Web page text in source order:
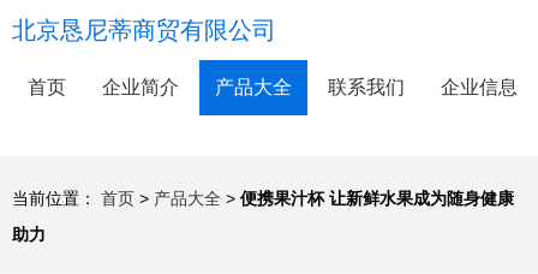
北京恳尼蒂商贸有限公司
首页 企业简介 产品大全 联系我们 企业信息
当前位置： 首页 > 产品大全 > 便携果汁杯 让新鲜水果成为随身健康
助力